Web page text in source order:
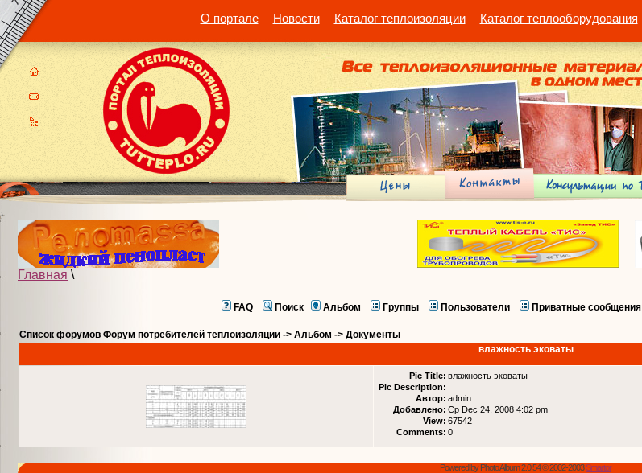
О портале Новости Каталог теплоизоляции Каталог теплооборудования
Главная \
FAQ Поиск Альбом Группы Пользователи Приватные сообщения
Список форумов Форум потребителей теплоизоляции -> Альбом -> Документы
влажность эковаты
Pic Title: влажность эковаты
Pic Description:
Автор: admin
Добавлено: Ср Dec 24, 2008 4:02 pm
View: 67542
Comments: 0
Powered by Photo Album 2.0.54 © 2002-2003Smartor